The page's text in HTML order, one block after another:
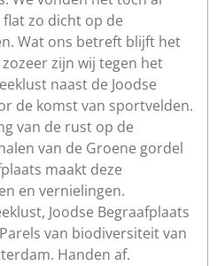
zo dicht op de
Wat ons betreft blijft het
zijn wij tegen het
naast de Joodse
de komst van sportvelden.
van de rust op de
van de Groene gordel
maakt deze
en vernielingen.
Joodse Begraafplaats
van biodiversiteit van
Handen af.